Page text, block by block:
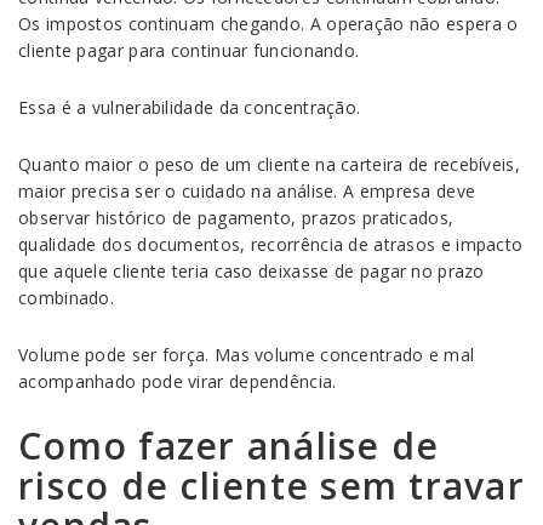
Os impostos continuam chegando. A operação não espera o
cliente pagar para continuar funcionando.
Essa é a vulnerabilidade da concentração.
Quanto maior o peso de um cliente na carteira de recebíveis,
maior precisa ser o cuidado na análise. A empresa deve
observar histórico de pagamento, prazos praticados,
qualidade dos documentos, recorrência de atrasos e impacto
que aquele cliente teria caso deixasse de pagar no prazo
combinado.
Volume pode ser força. Mas volume concentrado e mal
acompanhado pode virar dependência.
Como fazer análise de
risco de cliente sem travar